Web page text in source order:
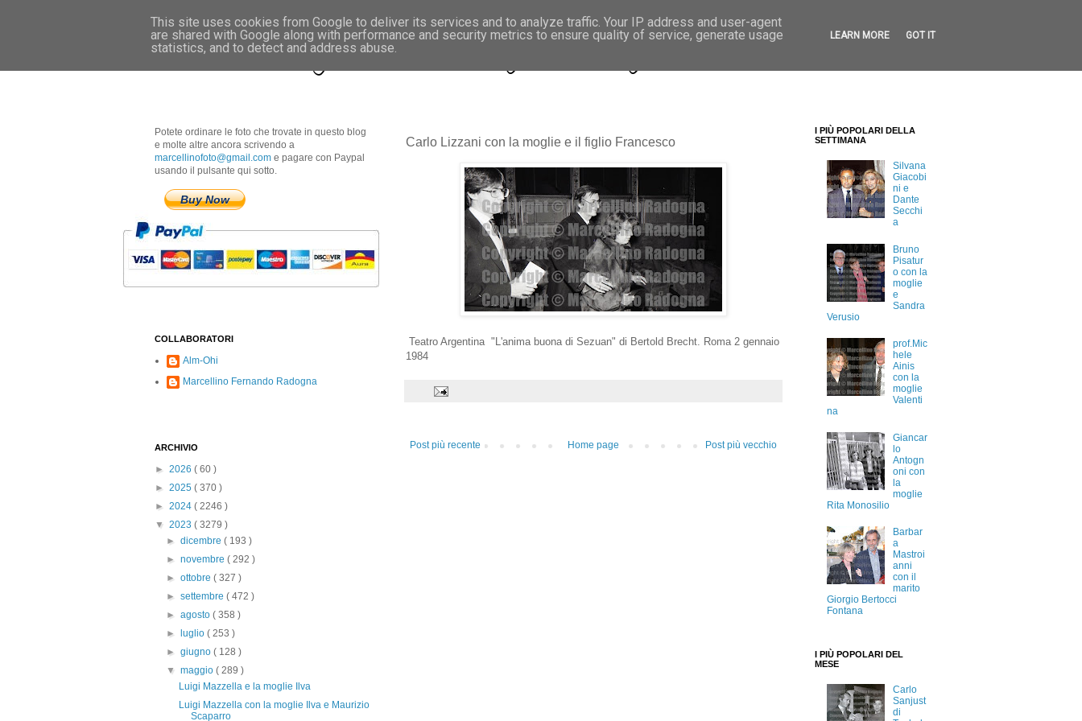
Marcellino Radogna - Fotonotizie per la stampa
Carlo Lizzani con la moglie e il figlio Francesco
Teatro Argentina "L'anima buona di Sezuan" di Bertold Brecht. Roma 2 gennaio
1984
Post più recente Post più vecchio
Home page
Potete ordinare le foto che trovate in questo blog
e molte altre ancora scrivendo a
marcellinofoto@gmail.com e pagare con Paypal
usando il pulsante qui sotto.
Buy Now
COLLABORATORI
Alm-Ohi
Marcellino Fernando Radogna
ARCHIVIO
► 2026 ( 60 )
► 2025 ( 370 )
► 2024 ( 2246 )
▼ 2023 ( 3279 )
►dicembre( 193 )
►novembre( 292 )
►ottobre( 327 )
►settembre( 472 )
►agosto( 358 )
►
luglio( 253 )
►giugno( 128 )
▼maggio( 289 )
Luigi Mazzella e la moglie Ilva
Luigi Mazzella con la moglie Ilva e Maurizio
Scaparro
I PIÙ POPOLARI DELLA
SETTIMANA
Silvana
Giacobi
ni e
Dante
Secchi
a
Bruno
Pisatur
o con la
moglie
e
Sandra
Verusio
prof.Mic
hele
Ainis
con la
moglie
Valenti
na
Giancar
lo
Antogn
oni con
la
moglie
Rita Monosilio
Barbar
a
Mastroi
anni
con il
marito
Giorgio Bertocci
Fontana
I PIÙ POPOLARI DEL
MESE
Carlo
Sanjust
di
This site uses cookies from Google to deliver its services and to analyze traffic. Your IP address and user-agent
are shared with Google along with performance and security metrics to ensure quality of service, generate usage
statistics, and to detect and address abuse.
LEARN MORE GOT IT